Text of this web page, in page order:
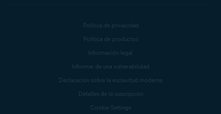
Política de privacidad
Política de productos
Información legal
Informar de una vulnerabilidad
Declaración sobre la esclavitud moderna
Detalles de la suscripción
Cookie Settings